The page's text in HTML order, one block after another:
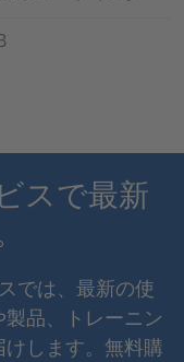
スで最新
では、最新の使
品、トレーニン
します。無料購